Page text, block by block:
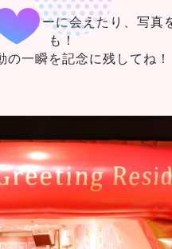
クターに会えたり、写真
も！
の一瞬を記念に残してね！